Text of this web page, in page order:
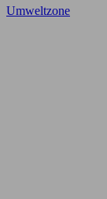
Umweltzone